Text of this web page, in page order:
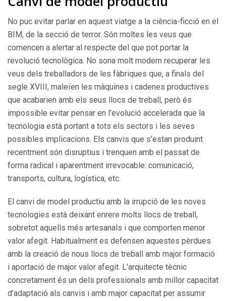
No puc evitar parlar en aquest viatge a la ciència-ficció en el
BIM, de la secció de terror. Són moltes les veus que
comencen a alertar al respecte del que pot portar la
revolució tecnològica. No sona molt modern recuperar les
veus dels treballadors de les fàbriques que, a finals del
segle XVIII, maleïen les màquines i cadenes productives
que acabarien amb els seus llocs de treball, però és
impossible evitar pensar en l’evolució accelerada que la
tecnologia està portant a tots els sectors i les seves
possibles implicacions. Els canvis que s’estan produint
recentment són disruptius i trenquen amb el passat de
forma radical i aparentment irrevocable: comunicació,
transports, cultura, logística, etc.
El canvi de model productiu amb la irrupció de les noves
tecnologies està deixant enrere molts llocs de treball,
sobretot aquells més artesanals i que comporten menor
valor afegit. Habitualment es defensen aquestes pèrdues
amb la creació de nous llocs de treball amb major formació
i aportació de major valor afegit. L’arquitecte tècnic
concretament és un dels professionals amb millor capacitat
d’adaptació als canvis i amb major capacitat per assumir